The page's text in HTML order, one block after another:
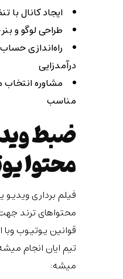
ایجاد کانال با
طراحی لوگو و
درآمدزایی
مشاوره
مناسب
ضبط
محتوا
فیلم برداری
محتواهای ترند
قوانین یوتیوب
تیم ایان انجام
میشه: